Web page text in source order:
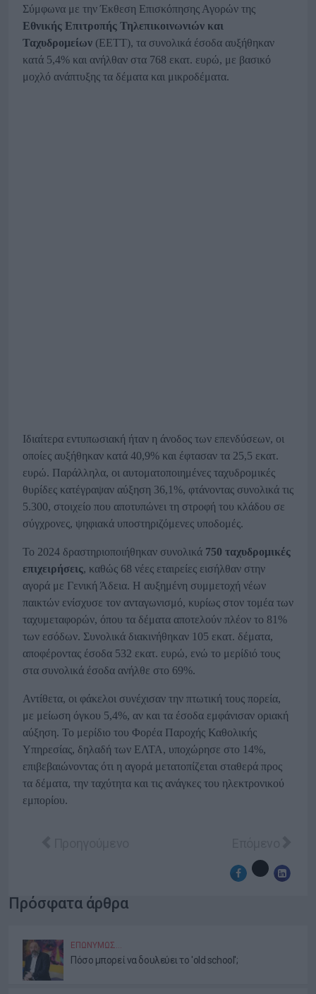
Σύμφωνα με την Έκθεση Επισκόπησης Αγορών της
Εθνικής Επιτροπής Τηλεπικοινωνιών και
Ταχυδρομείων (ΕΕΤΤ), τα συνολικά έσοδα αυξήθηκαν
κατά 5,4% και ανήλθαν στα 768 εκατ. ευρώ, με βασικό
μοχλό ανάπτυξης τα δέματα και μικροδέματα.
Ιδιαίτερα εντυπωσιακή ήταν η άνοδος των επενδύσεων, οι
οποίες αυξήθηκαν κατά 40,9% και έφτασαν τα 25,5 εκατ.
ευρώ. Παράλληλα, οι αυτοματοποιημένες ταχυδρομικές
θυρίδες κατέγραψαν αύξηση 36,1%, φτάνοντας συνολικά τις
5.300, στοιχείο που αποτυπώνει τη στροφή του κλάδου σε
σύγχρονες, ψηφιακά υποστηριζόμενες υποδομές.
Το 2024 δραστηριοποιήθηκαν συνολικά 750 ταχυδρομικές
επιχειρήσεις, καθώς 68 νέες εταιρείες εισήλθαν στην
αγορά με Γενική Άδεια. Η αυξημένη συμμετοχή νέων
παικτών ενίσχυσε τον ανταγωνισμό, κυρίως στον τομέα των
ταχυμεταφορών, όπου τα δέματα αποτελούν πλέον το 81%
των εσόδων. Συνολικά διακινήθηκαν 105 εκατ. δέματα,
αποφέροντας έσοδα 532 εκατ. ευρώ, ενώ το μερίδιό τους
στα συνολικά έσοδα ανήλθε στο 69%.
Αντίθετα, οι φάκελοι συνέχισαν την πτωτική τους πορεία,
με μείωση όγκου 5,4%, αν και τα έσοδα εμφάνισαν οριακή
αύξηση. Το μερίδιο του Φορέα Παροχής Καθολικής
Υπηρεσίας, δηλαδή των ΕΛΤΑ, υποχώρησε στο 14%,
επιβεβαιώνοντας ότι η αγορά μετατοπίζεται σταθερά προς
τα δέματα, την ταχύτητα και τις ανάγκες του ηλεκτρονικού
εμπορίου.
Πρόσφατα άρθρα
ΕΠΩΝΎΜΩΣ…
Πόσο μπορεί να δουλεύει το 'old school';